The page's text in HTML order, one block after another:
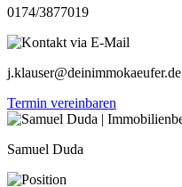
0174/3877019
j.klauser@deinimmokaeufer.de
Termin vereinbaren
Samuel Duda